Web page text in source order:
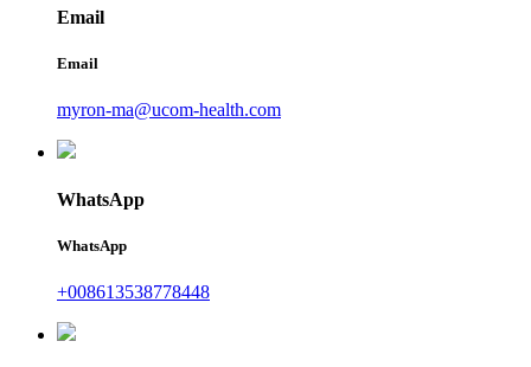
Email
Email
myron-ma@ucom-health.com
WhatsApp
WhatsApp
+008613538778448